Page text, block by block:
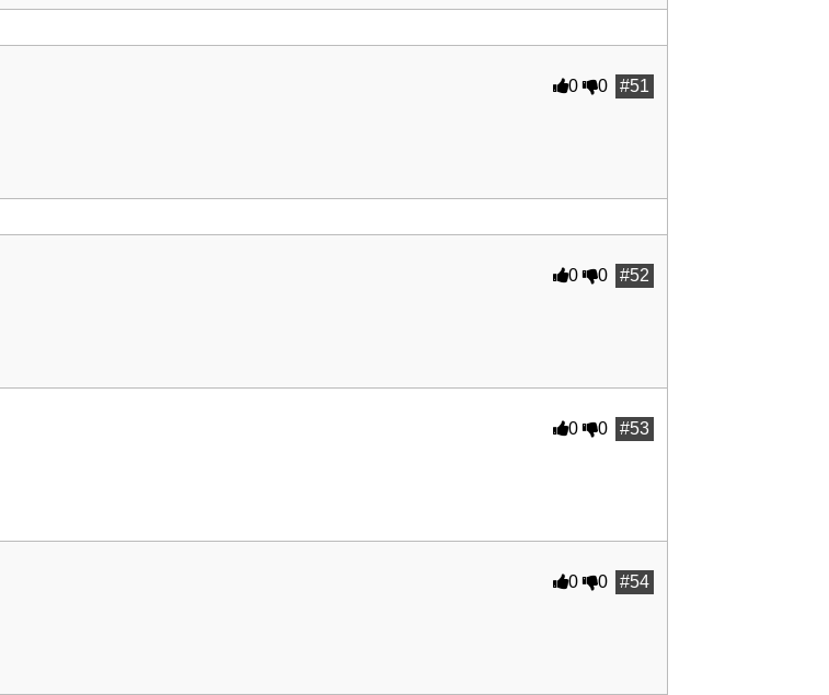
#51
0 0
#52
0 0
#53
0 0
#54
0 0